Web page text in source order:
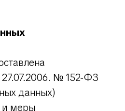
27.07.2006. № 152-ФЗ
данных)
и меры